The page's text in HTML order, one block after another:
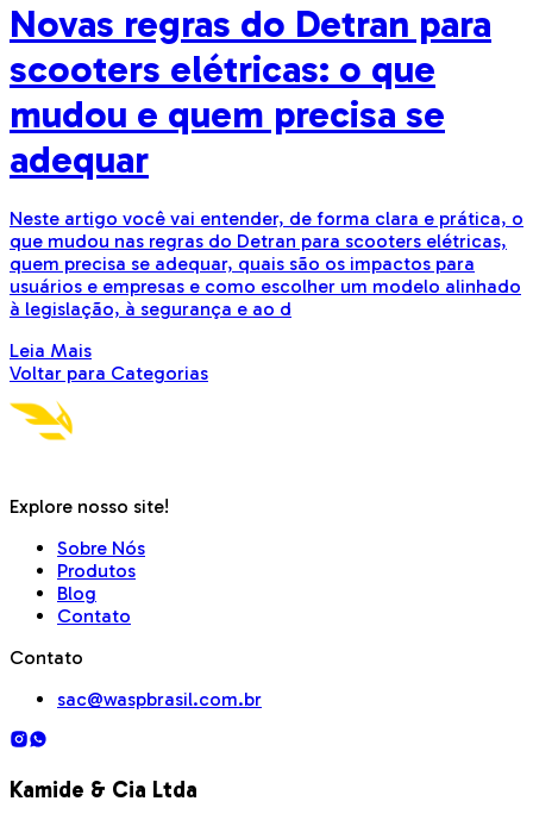
Novas regras do Detran para
scooters elétricas: o que
mudou e quem precisa se
adequar
Neste artigo você vai entender, de forma clara e prática, o
que mudou nas regras do Detran para scooters elétricas,
quem precisa se adequar, quais são os impactos para
usuários e empresas e como escolher um modelo alinhado
à legislação, à segurança e ao d
Leia Mais
Voltar para Categorias
Explore nosso site!
Sobre Nós
Produtos
Blog
Contato
Contato
sac@waspbrasil.com.br
Kamide & Cia Ltda